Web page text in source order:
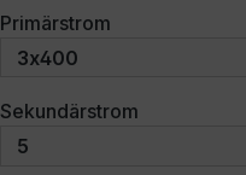
Primärstrom
Sekundärstrom